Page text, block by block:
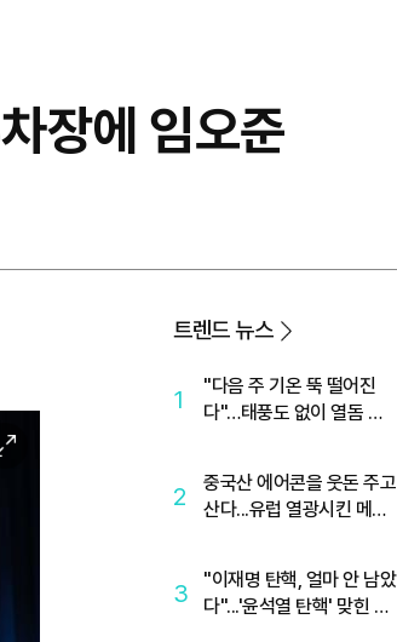
장에 임오준
트렌드 뉴스
1
"다음 주 기온 뚝 떨어진
다"…태풍도 없이 열돔 박
2
중국산 에어콘을 웃돈 주고
산다...유럽 열광시킨 메이
3
"이재명 탄핵, 얼마 안 남았
다"...'윤석열 탄핵' 맞힌 무